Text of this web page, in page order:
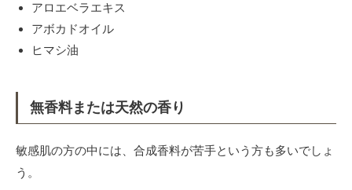
アロエベラエキス
アボカドオイル
ヒマシ油
無香料または天然の香り
敏感肌の方の中には、合成香料が苦手という方も多いでしょ
う。